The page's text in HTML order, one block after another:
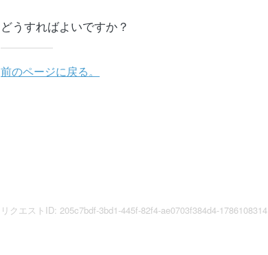
どうすればよいですか？
前のページに戻る。
リクエストID: 205c7bdf-3bd1-445f-82f4-ae0703f384d4-1786108314